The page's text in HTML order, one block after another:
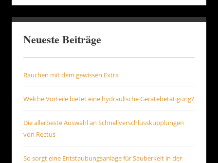
Neueste Beiträge
Rauchen mit dem gewissen Extra
Welche Vorteile bietet eine hydraulische Gerätebetätigung?
Die allerbeste Auswahl an Schnellverschlusskupplungen
von Rectus
So sorgt eine Entstaubungsanlage für Sauberkeit in der